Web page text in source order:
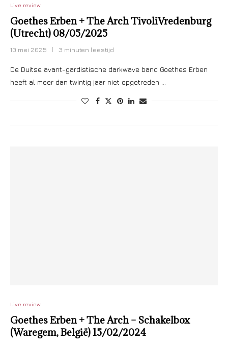
Live review
Goethes Erben + The Arch TivoliVredenburg
(Utrecht) 08/05/2025
10 mei 2025 3 minuten leestijd
De Duitse avant-gardistische darkwave band Goethes Erben
heeft al meer dan twintig jaar niet opgetreden …
Live review
Goethes Erben + The Arch – Schakelbox
(Waregem, België) 15/02/2024